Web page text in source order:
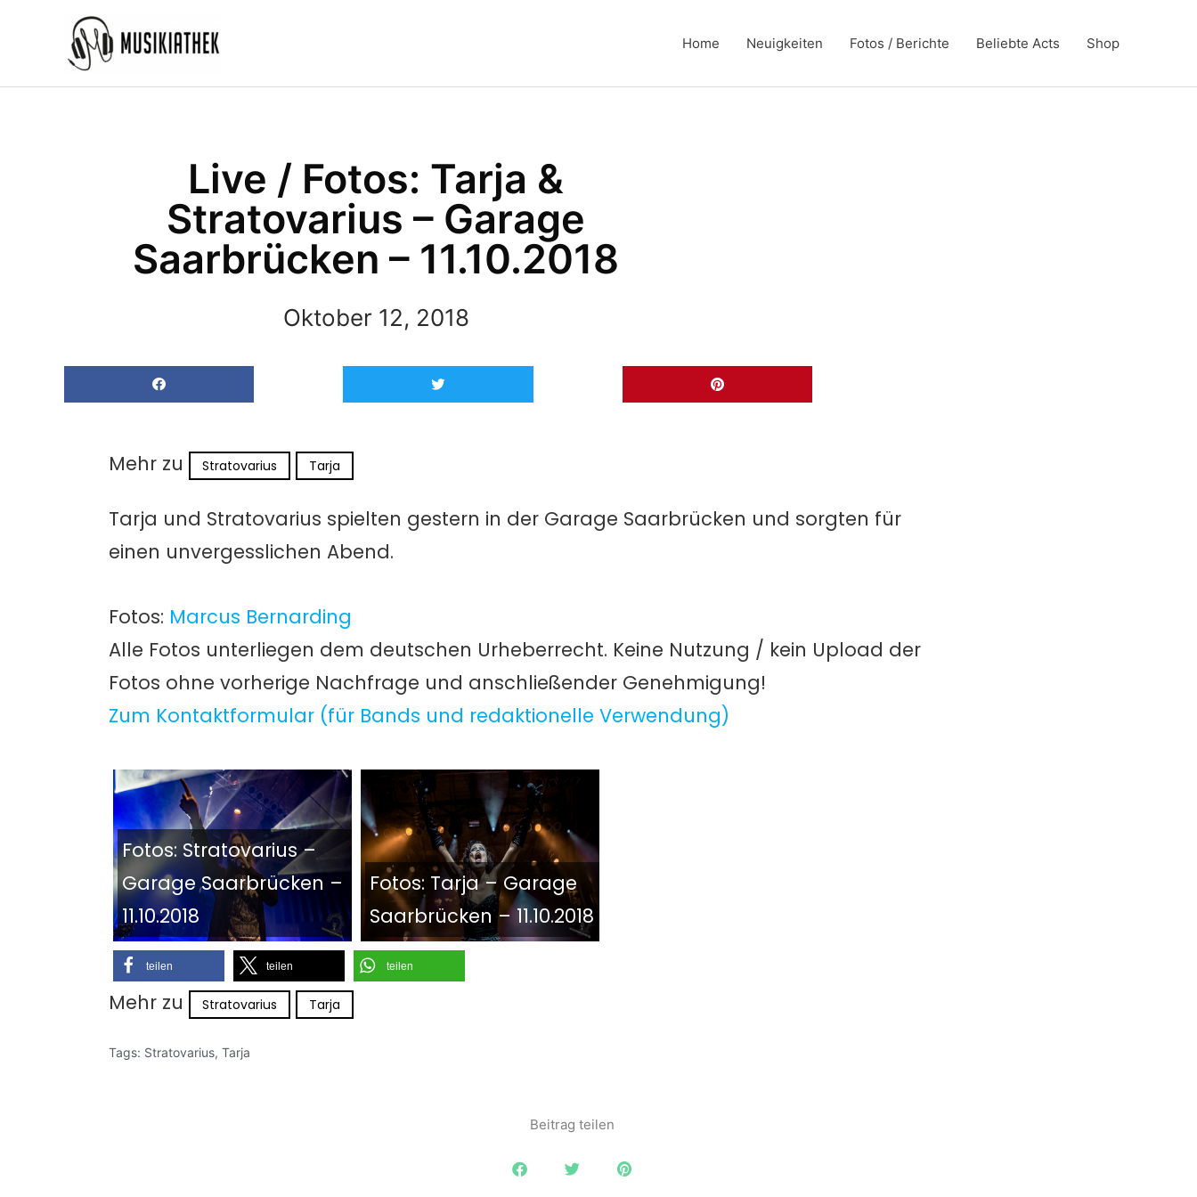
Home Neuigkeiten Fotos / Berichte Beliebte Acts Shop
Live / Fotos: Tarja &
Stratovarius – Garage
Saarbrücken – 11.10.2018
Oktober 12, 2018
Mehr zu Stratovarius Tarja
Tarja und Stratovarius spielten gestern in der Garage Saarbrücken und sorgten für
einen unvergesslichen Abend.
Fotos: Marcus Bernarding
Alle Fotos unterliegen dem deutschen Urheberrecht. Keine Nutzung / kein Upload der
Fotos ohne vorherige Nachfrage und anschließender Genehmigung!
Zum Kontaktformular (für Bands und redaktionelle Verwendung)
Fotos: Stratovarius –
Garage Saarbrücken –
11.10.2018
Fotos: Tarja – Garage
Saarbrücken – 11.10.2018
teilen teilen teilen
Mehr zu Stratovarius Tarja
Tags: Stratovarius, Tarja
Beitrag teilen